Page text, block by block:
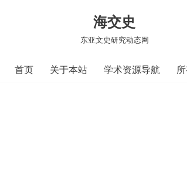
海交史
东亚文史研究动态网
首页 关于本站 学术资源导航